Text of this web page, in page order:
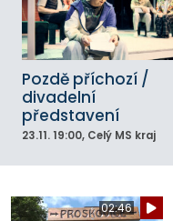
Pozdě příchozí /
divadelní
představení
23.11. 19:00, Celý MS kraj
02:46